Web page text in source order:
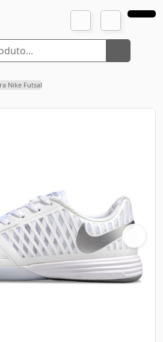
Nike Futsal